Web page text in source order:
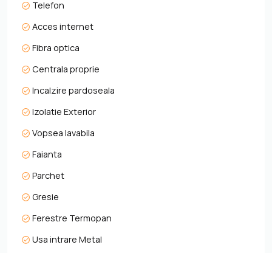
Disponibilitate: Imediată (cheia este în agenție, vizionări
Telefon
Acces internet
Fibra optica
Centrala proprie
Incalzire pardoseala
Izolatie Exterior
Vopsea lavabila
Faianta
Parchet
Gresie
Ferestre Termopan
Usa intrare Metal